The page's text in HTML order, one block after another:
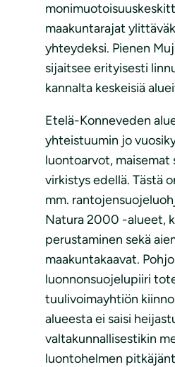
maakuntarajat
yhteydeksi. Pienen
sijaitsee erityisesti
kannalta keskeisiä
Etelä-Konneveden
yhteistuumin jo
luontoarvot, maisemat
virkistys edellä. Tästä
mm.
Natura 2000 -alueet,
perustaminen sekä
maakuntakaavat.
luonnonsuojelupiiri
tuulivoimayhtiön
alueesta ei saisi
valtakunnallisestikin
luontohelmen